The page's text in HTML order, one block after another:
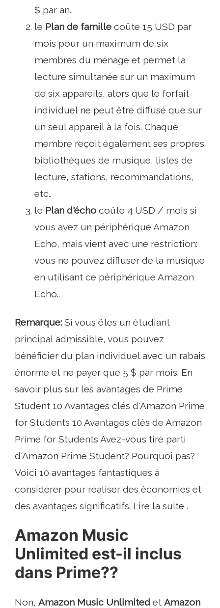
$ par an..
le Plan de famille coûte 15 USD par
mois pour un maximum de six
membres du ménage et permet la
lecture simultanée sur un maximum
de six appareils, alors que le forfait
individuel ne peut être diffusé que sur
un seul appareil à la fois. Chaque
membre reçoit également ses propres
bibliothèques de musique, listes de
lecture, stations, recommandations,
etc..
le Plan d'écho coûte 4 USD / mois si
vous avez un périphérique Amazon
Echo, mais vient avec une restriction:
vous ne pouvez diffuser de la musique
en utilisant ce périphérique Amazon
Echo..
Remarque: Si vous êtes un étudiant
principal admissible, vous pouvez
bénéficier du plan individuel avec un rabais
énorme et ne payer que 5 $ par mois. En
savoir plus sur les avantages de Prime
Student 10 Avantages clés d'Amazon Prime
for Students 10 Avantages clés de Amazon
Prime for Students Avez-vous tiré parti
d'Amazon Prime Student? Pourquoi pas?
Voici 10 avantages fantastiques à
considérer pour réaliser des économies et
des avantages significatifs. Lire la suite .
Amazon Music
Unlimited est-il inclus
dans Prime??
Non, Amazon Music Unlimited et Amazon